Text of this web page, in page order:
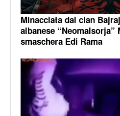
Minacciata dal clan
albanese “Neomalsorja”
smaschera Edi Rama